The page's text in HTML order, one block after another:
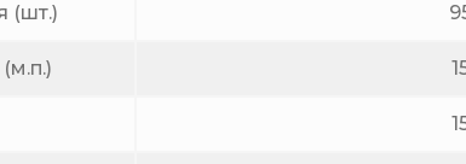
(шт.)